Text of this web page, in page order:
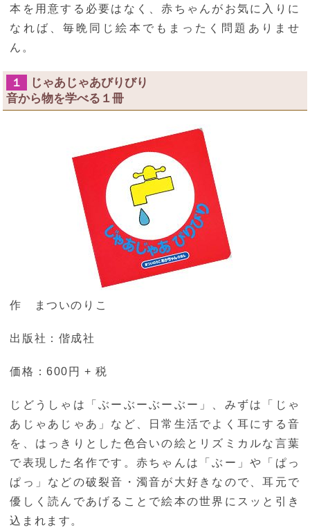
本を用意する必要はなく、赤ちゃんがお気に入りに
なれば、毎晩同じ絵本でもまったく問題ありませ
ん。
１
じゃあじゃあびりびり
音から物を学べる１冊
作 まついのりこ
出版社：偕成社
価格：600円 + 税
じどうしゃは「ぶーぶーぶーぶー」、みずは「じゃ
あじゃあじゃあ」など、日常生活でよく耳にする音
を、はっきりとした色合いの絵とリズミカルな言葉
で表現した名作です。赤ちゃんは「ぶー」や「ぱっ
ぱっ」などの破裂音・濁音が大好きなので、耳元で
優しく読んであげることで絵本の世界にスッと引き
込まれます。